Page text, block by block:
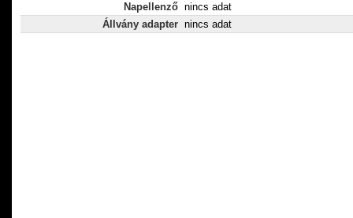
Napellenző nincs adat
Állvány adapter nincs adat